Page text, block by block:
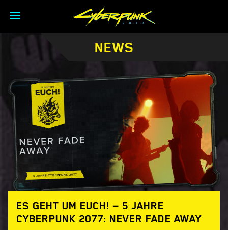
NEWS
ES GEHT UM EUCH! — 5 JAHRE
CYBERPUNK 2077: NEVER FADE AWAY